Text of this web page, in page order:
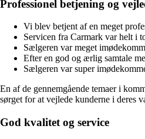
Professionel betjening og
Vi blev betjent af en meget
Servicen fra Carmark var helt i
Sælgeren var meget
Efter en god og ærlig samtale
Sælgeren var super
En af de gennemgående temaer i
sørget for at vejlede kunderne i deres
God kvalitet og service